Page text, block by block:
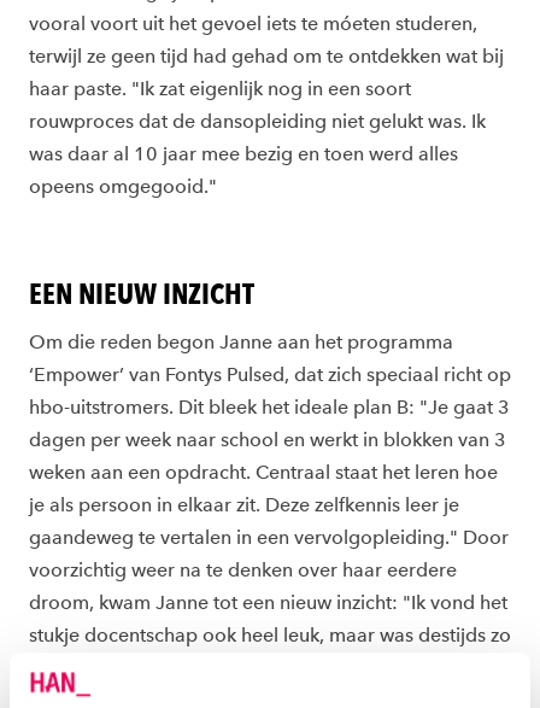
vooral voort uit het gevoel iets te móeten studeren,
terwijl ze geen tijd had gehad om te ontdekken wat bij
haar paste. "Ik zat eigenlijk nog in een soort
rouwproces dat de dansopleiding niet gelukt was. Ik
was daar al 10 jaar mee bezig en toen werd alles
opeens omgegooid."
EEN NIEUW INZICHT
Om die reden begon Janne aan het programma
‘Empower’ van Fontys Pulsed, dat zich speciaal richt op
hbo-uitstromers. Dit bleek het ideale plan B: "Je gaat 3
dagen per week naar school en werkt in blokken van 3
weken aan een opdracht. Centraal staat het leren hoe
je als persoon in elkaar zit. Deze zelfkennis leer je
gaandeweg te vertalen in een vervolgopleiding." Door
voorzichtig weer na te denken over haar eerdere
droom, kwam Janne tot een nieuw inzicht: "Ik vond het
stukje docentschap ook heel leuk, maar was destijds zo
gefocust op de dans dat ik het docentschap vergat."
Ze dacht terug aan haar middelbareschooltijd, waarin